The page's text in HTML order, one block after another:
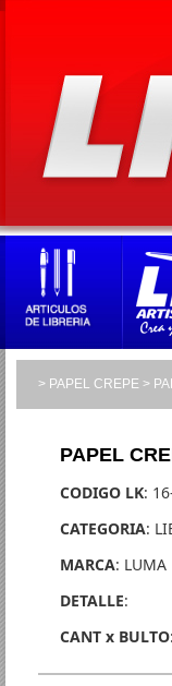
> PAPEL CREPE >
PAPEL
CODIGO LK:
CATEGORIA:
MARCA: LUMA
DETALLE:
CANT x BULTO